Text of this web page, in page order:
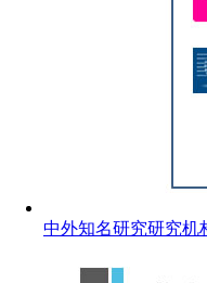
中外知名研究研究机